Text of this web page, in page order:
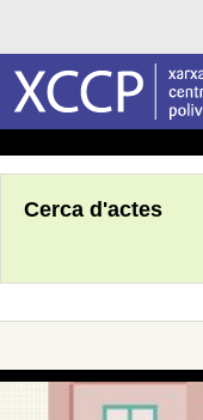
Cerca d'actes